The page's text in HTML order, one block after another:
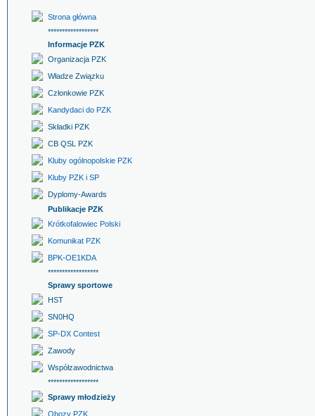
Strona główna
******************
Informacje PZK
Organizacja PZK
Władze Związku
Członkowie PZK
Kandydaci do PZK
Składki PZK
CB QSL PZK
Kluby ogólnopolskie PZK
Kluby PZK i SP
Dyplomy-Awards
Publikacje PZK
Krótkofalowiec Polski
Komunikat PZK
BPK-OE1KDA
******************
Sprawy sportowe
HST
SN0HQ
SP-DX Contest
Zawody
Współzawodnictwa
******************
Sprawy młodzieży
Obozy PZK